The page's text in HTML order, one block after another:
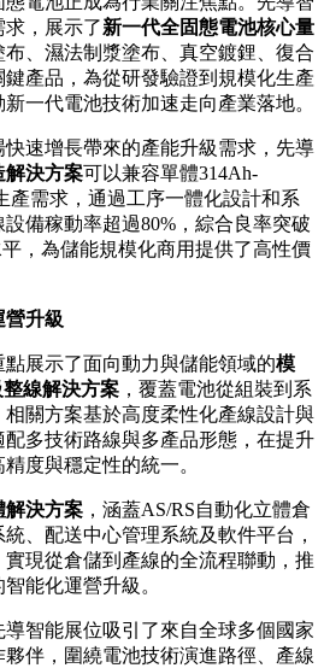
僅全面展示了覆蓋電池全生命週期
系統性地拋出了面向固態電池、大
智慧物流的「極限智造」整體解決
國高端裝備如何引領下一代電池產
Battery Show Europe 2026
術
電池正成為行業關注焦點。先導智
、濕法制漿塗布、真空鍍鋰、復合
一代電池技術加速走向產業落地。
速增長帶來的產能升級需求，先導
解決方案可以兼容單體314Ah-
產需求，通過工序一體化設計和系
，為儲能規模化商用提供了高性價
營升級
展示了面向動力與儲能領域的模
線解決方案，覆蓋電池從組裝到系